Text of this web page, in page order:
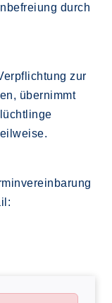
durch
zur
übernimmt